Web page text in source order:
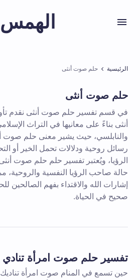
الهمس
الرئيسية حلم صوت أنثى
حلم صوت أنثى
في قسم تفسير حلم صوت أنثى نقدم
أنثى بناءً على معانيها في التراث
والنابلسي، حيث يشير معنى حلم صوت
رسائل روحية ودلالات تحمل الخير أو
الرؤيا، ويُعتبر تفسير حلم حلم صوت
حالة صاحب الرؤيا النفسية والروحية،
إشارات الله والاقتداء بفهم الصالحين
صحيح في الحياة.
تفسير حلم صوت امرأة تنادي
حين تسمع في المنام صوت امرأة